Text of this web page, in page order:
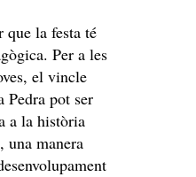
que la festa té
Per a les
el vincle
Pedra pot ser
a la història
una manera